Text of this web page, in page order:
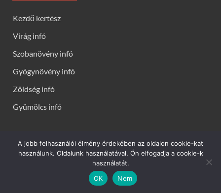
Kezdő kertész
Virág infó
Szobanövény infó
Gyógynövény infó
Zöldség infó
Gyümölcs infó
Kerti virágok - Virág infók: Virág, virágok, évelők, örökzöldek,
talajtakarók, balkon növények, szobanövények termesztése,
gondozása, ültetése, szaporítása
andHitMag.
A jobb felhasználói élmény érdekében az oldalon cookie-kat
használunk. Oldalunk használatával, Ön elfogadja a cookie-k
használatát.
OK
Nem